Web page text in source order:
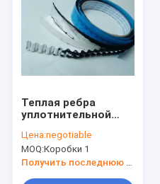
Теплая ребра
уплотнительной
двойного
зеркального стекла
Цена:negotiable
MOQ:Коробки 1